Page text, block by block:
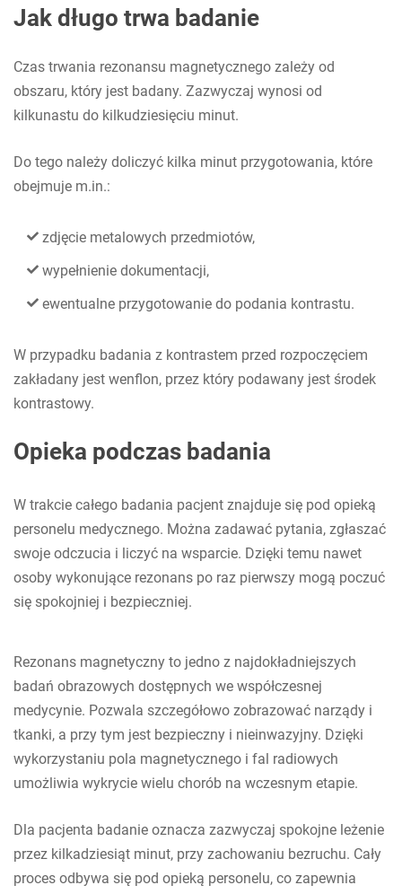
Jak długo trwa badanie
Czas trwania rezonansu magnetycznego zależy od
obszaru, który jest badany. Zazwyczaj wynosi od
kilkunastu do kilkudziesięciu minut.
Do tego należy doliczyć kilka minut przygotowania, które
obejmuje m.in.:
zdjęcie metalowych przedmiotów,
wypełnienie dokumentacji,
ewentualne przygotowanie do podania kontrastu.
W przypadku badania z kontrastem przed rozpoczęciem
zakładany jest wenflon, przez który podawany jest środek
kontrastowy.
Opieka podczas badania
W trakcie całego badania pacjent znajduje się pod opieką
personelu medycznego. Można zadawać pytania, zgłaszać
swoje odczucia i liczyć na wsparcie. Dzięki temu nawet
osoby wykonujące rezonans po raz pierwszy mogą poczuć
się spokojniej i bezpieczniej.
Rezonans magnetyczny to jedno z najdokładniejszych
badań obrazowych dostępnych we współczesnej
medycynie. Pozwala szczegółowo zobrazować narządy i
tkanki, a przy tym jest bezpieczny i nieinwazyjny. Dzięki
wykorzystaniu pola magnetycznego i fal radiowych
umożliwia wykrycie wielu chorób na wczesnym etapie.
Dla pacjenta badanie oznacza zazwyczaj spokojne leżenie
przez kilkadziesiąt minut, przy zachowaniu bezruchu. Cały
proces odbywa się pod opieką personelu, co zapewnia